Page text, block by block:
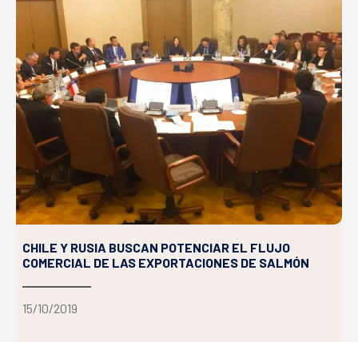
CHILE Y RUSIA BUSCAN POTENCIAR EL FLUJO
COMERCIAL DE LAS EXPORTACIONES DE SALMÓN
15/10/2019